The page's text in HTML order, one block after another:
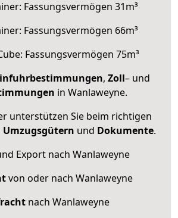
Fassungsvermögen 31m³
Fassungsvermögen 66m³
Fassungsvermögen 75m³
, Zoll– und
in Wanlaweyne.
unterstützen Sie beim richtigen
Umzugsgütern und Dokumente.
Export nach Wanlaweyne
von oder nach Wanlaweyne
nach Wanlaweyne